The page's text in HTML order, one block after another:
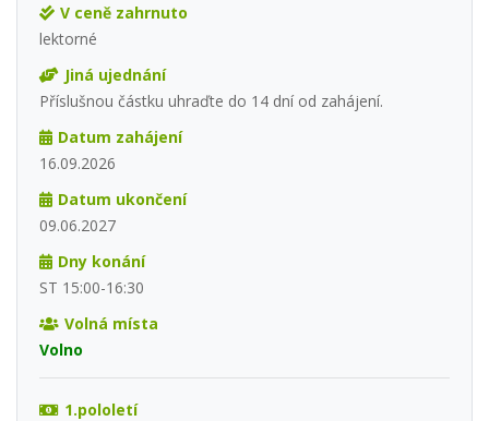
V ceně zahrnuto
lektorné
Jiná ujednání
Příslušnou částku uhraďte do 14 dní od zahájení.
Datum zahájení
16.09.2026
Datum ukončení
09.06.2027
Dny konání
ST 15:00-16:30
Volná místa
Volno
1.pololetí